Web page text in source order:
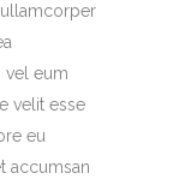
vel eum
velit esse
eu
accumsan